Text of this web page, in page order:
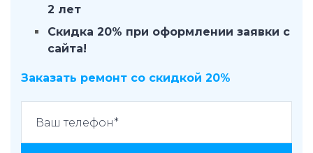
2 лет
Скидка 20% при оформлении заявки с
сайта!
Заказать ремонт со скидкой 20%